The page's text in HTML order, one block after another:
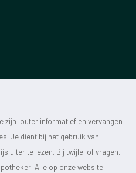
zijn louter informatief en vervangen
Je dient bij het gebruik van
te lezen. Bij twijfel of vragen,
Alle op onze website